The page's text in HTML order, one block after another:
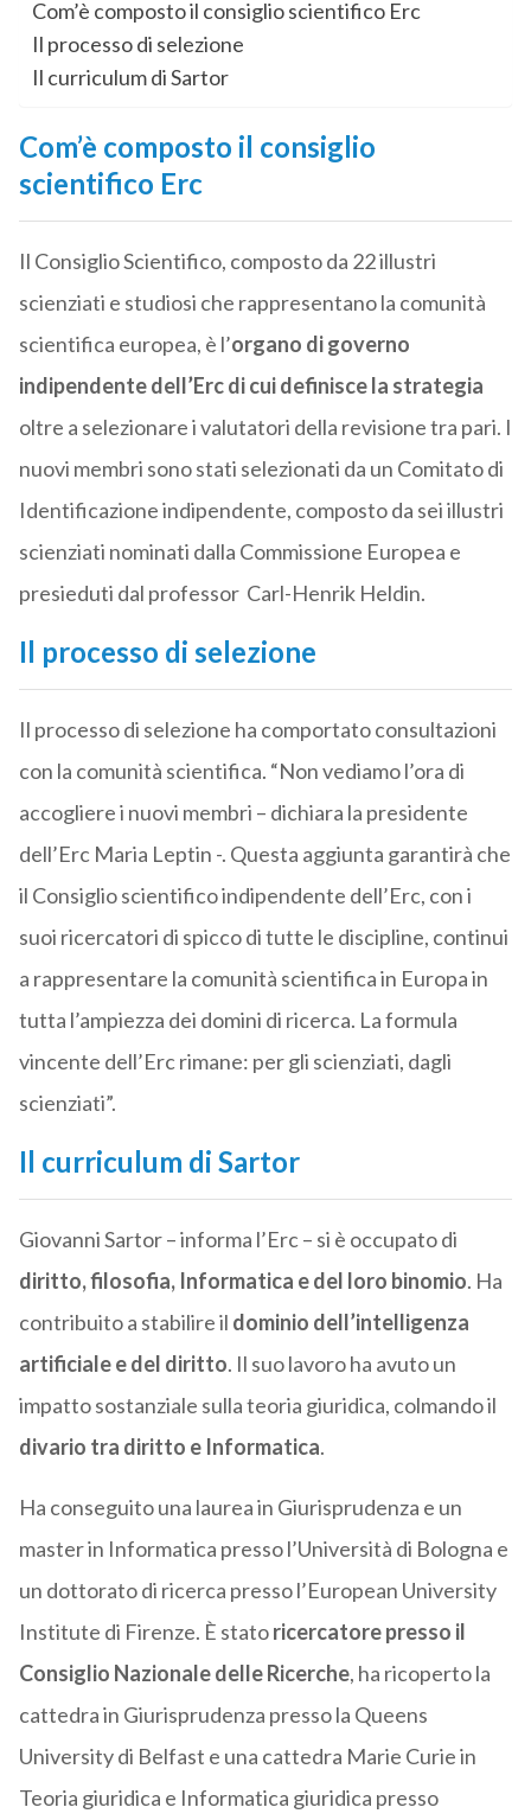
Com’è composto il consiglio scientifico Erc
Il processo di selezione
Il curriculum di Sartor
Com’è composto il consiglio
scientifico Erc
Il Consiglio Scientifico, composto da 22 illustri
scienziati e studiosi che rappresentano la comunità
scientifica europea, è l’organo di governo
indipendente dell’Erc di cui definisce la strategia
oltre a selezionare i valutatori della revisione tra pari. I
nuovi membri sono stati selezionati da un Comitato di
Identificazione indipendente, composto da sei illustri
scienziati nominati dalla Commissione Europea e
presieduti dal professor Carl-Henrik Heldin.
Il processo di selezione
Il processo di selezione ha comportato consultazioni
con la comunità scientifica. “Non vediamo l’ora di
accogliere i nuovi membri – dichiara la presidente
dell’Erc Maria Leptin -. Questa aggiunta garantirà che
il Consiglio scientifico indipendente dell’Erc, con i
suoi ricercatori di spicco di tutte le discipline, continui
a rappresentare la comunità scientifica in Europa in
tutta l’ampiezza dei domini di ricerca. La formula
vincente dell’Erc rimane: per gli scienziati, dagli
scienziati”.
Il curriculum di Sartor
Giovanni Sartor – informa l’Erc – si è occupato di
diritto, filosofia, Informatica e del loro binomio. Ha
contribuito a stabilire il dominio dell’intelligenza
artificiale e del diritto. Il suo lavoro ha avuto un
impatto sostanziale sulla teoria giuridica, colmando il
divario tra diritto e Informatica.
Ha conseguito una laurea in Giurisprudenza e un
master in Informatica presso l’Università di Bologna e
un dottorato di ricerca presso l’European University
Institute di Firenze. È statoricercatore presso il
Consiglio Nazionale delle Ricerche, ha ricoperto la
cattedra in Giurisprudenza presso la Queens
University di Belfast e una cattedra Marie Curie in
Teoria giuridica e Informatica giuridica presso